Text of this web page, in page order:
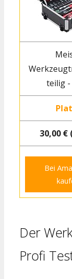
teilig -
30,00 €
Bei
Der
Profi